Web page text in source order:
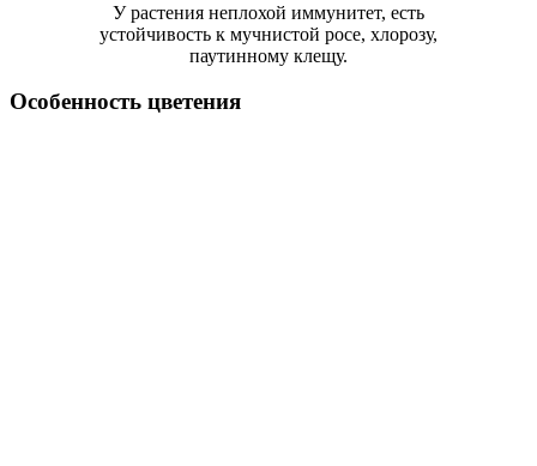
У растения неплохой иммунитет, есть
устойчивость к мучнистой росе, хлорозу,
паутинному клещу.
Особенность цветения